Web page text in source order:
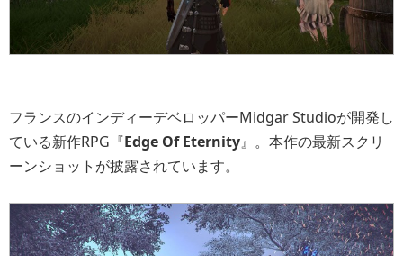
フランスのインディーデベロッパーMidgar Studioが開発し
ている新作RPG『Edge Of Eternity』。本作の最新スクリ
ーンショットが披露されています。